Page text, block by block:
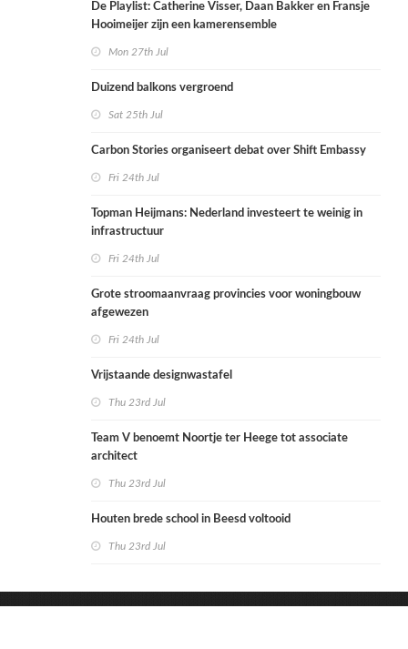
De Playlist: Catherine Visser, Daan Bakker en Fransje
Hooimeijer zijn een kamerensemble
Mon 27th Jul
Duizend balkons vergroend
Sat 25th Jul
Carbon Stories organiseert debat over Shift Embassy
Fri 24th Jul
Topman Heijmans: Nederland investeert te weinig in
infrastructuur
Fri 24th Jul
Grote stroomaanvraag provincies voor woningbouw
afgewezen
Fri 24th Jul
Vrijstaande designwastafel
Thu 23rd Jul
Team V benoemt Noortje ter Heege tot associate
architect
Thu 23rd Jul
Houten brede school in Beesd voltooid
Thu 23rd Jul